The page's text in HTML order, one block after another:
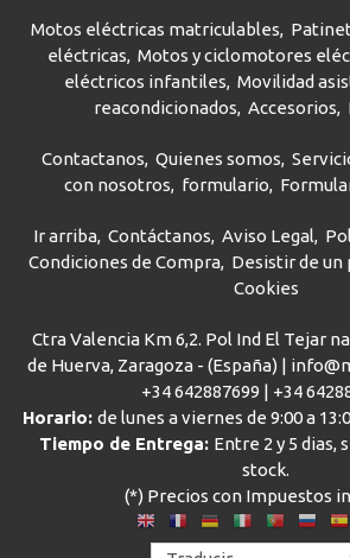
Motos eléctricas matriculables
eléctricas Motos y ciclomotores
eléctricos infantiles Movilidad
reacondicionados Accesorios
Contactanos Quienes somos
con nosotros
formulario
Ir arriba Contáctanos Aviso Legal
Condiciones de Compra Desistir de un
Cookies
Ctra Valencia Km 6,2. Pol Ind El Tejar
de Huerva, Zaragoza - (España) |
+34 642887699 | +34
Horario: de lunes a viernes de 9:00 a
Tiempo de Entrega: Entre 2 y 5 dias,
stock.
(*) Precios con Impuestos